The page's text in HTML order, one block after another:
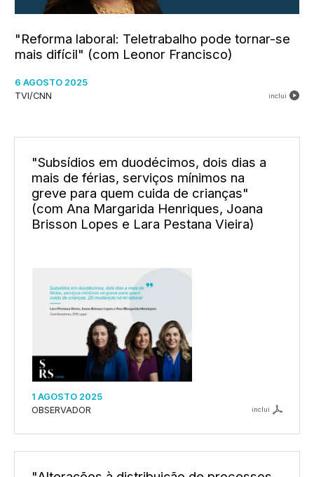
"Reforma laboral: Teletrabalho pode tornar-se
mais difícil" (com Leonor Francisco)
6 AGOSTO 2025
TVI/CNN
inclui
"Subsídios em duodécimos, dois dias a
mais de férias, serviços mínimos na
greve para quem cuida de crianças"
(com Ana Margarida Henriques, Joana
Brisson Lopes e Lara Pestana Vieira)
1 AGOSTO 2025
OBSERVADOR
inclui